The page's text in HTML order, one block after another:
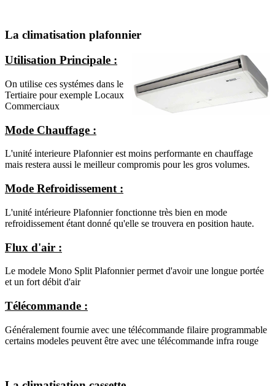
La climatisation plafonnier
Utilisation Principale :
On utilise ces systémes dans le
Tertiaire pour exemple Locaux
Commerciaux
Mode Chauffage :
L'unité interieure Plafonnier est moins performante en chauffage
mais restera aussi le meilleur compromis pour les gros volumes.
Mode Refroidissement :
L'unité intérieure Plafonnier fonctionne très bien en mode
refroidissement étant donné qu'elle se trouvera en position haute.
Flux d'air :
Le modele Mono Split Plafonnier permet d'avoir une longue portée
et un fort débit d'air
Télécommande :
Généralement fournie avec une télécommande filaire programmable
certains modeles peuvent être avec une télécommande infra rouge